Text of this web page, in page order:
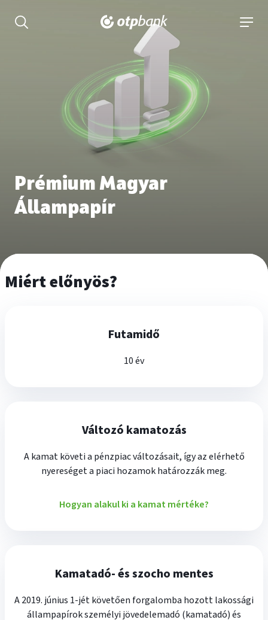
Keresés kinyitása
Prémium Magyar
Állampapír
Miért előnyös?
Futamidő
10 év
Változó kamatozás
A kamat követi a pénzpiac változásait, így az elérhető
nyereséget a piaci hozamok határozzák meg.
Hogyan alakul ki a kamat mértéke?
Kamatadó- és szocho mentes
A 2019. június 1-jét követően forgalomba hozott lakossági
állampapírok személyi jövedelemadó (kamatadó) és